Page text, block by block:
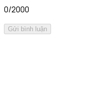
0/2000
Gửi bình luận